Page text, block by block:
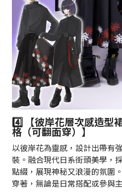
4️⃣ 【彼岸花層次感造型
格（可翻面穿）】
以彼岸花為靈感，設計出帶有
裝。融合現代日系街頭美學，
點綴，展現神秘又浪漫的氛圍
穿著，無論是日常搭配或參與